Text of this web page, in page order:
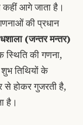
कहीं आगे जाता है।
की प्रधान
(जन्तर मन्तर)
स्थिति की गणना,
तिथियों के
से होकर गुजरती है,
है।